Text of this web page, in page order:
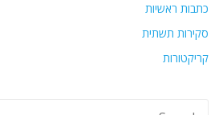
כתבות ראשיות
סקירות תשתית
קריקטורות